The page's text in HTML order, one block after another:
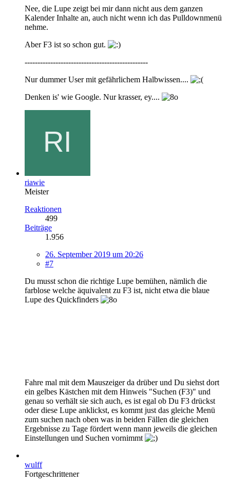
Nee, die Lupe zeigt bei mir dann nicht aus dem ganzen
Kalender Inhalte an, auch nicht wenn ich das Pulldownmenü
nehme.
Aber F3 ist so schon gut.
------------------------------------------------
Nur dummer User mit gefährlichem Halbwissen....
Denken is' wie Google. Nur krasser, ey....
riawie
Meister
Reaktionen
499
Beiträge
1.956
26. September 2019 um 20:26
#7
Du musst schon die richtige Lupe bemühen, nämlich die
farblose welche äquivalent zu F3 ist, nicht etwa die blaue
Lupe des Quickfinders
Fahre mal mit dem Mauszeiger da drüber und Du siehst dort
ein gelbes Kästchen mit dem Hinweis "Suchen (F3)" und
genau so verhält sie sich auch, es ist egal ob Du F3 drückst
oder diese Lupe anklickst, es kommt just das gleiche Menü
zum suchen nach oben was in beiden Fällen die gleichen
Ergebnisse zu Tage fördert wenn mann jeweils die gleichen
Einstellungen und Suchen vornimmt
wulff
Fortgeschrittener